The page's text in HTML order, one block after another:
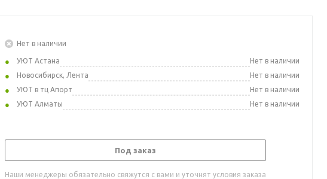
Нет в наличии
УЮТ Астана
Нет в наличии
Новосибирск, Лента
Нет в наличии
УЮТ в тц Апорт
Нет в наличии
УЮТ Алматы
Нет в наличии
Под заказ
Наши менеджеры обязательно свяжутся с вами и уточнят условия заказа